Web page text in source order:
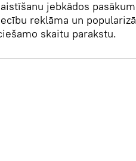
jebkādos
reklāma un
skaitu parakstu.